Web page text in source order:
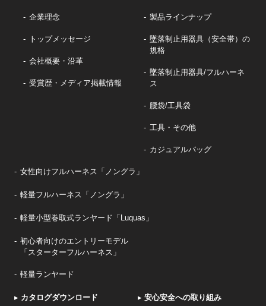
企業理念
トップメッセージ
会社概要・沿革
受賞歴・メディア掲載情報
製品ラインナップ
墜落制止用器具（安全帯）の
規格
墜落制止用器具/フルハーネ
ス
腰袋/工具袋
工具・その他
カジュアルバッグ
女性向けフルハーネス「ノングラ」
軽量フルハーネス「ノングラ」
軽量小型巻取式ランヤード「Luquas」
初心者向けのエントリーモデル
「スターターフルハーネス」
軽量ランヤード
▸ カタログダウンロード ▸ 安心安全への取り組み